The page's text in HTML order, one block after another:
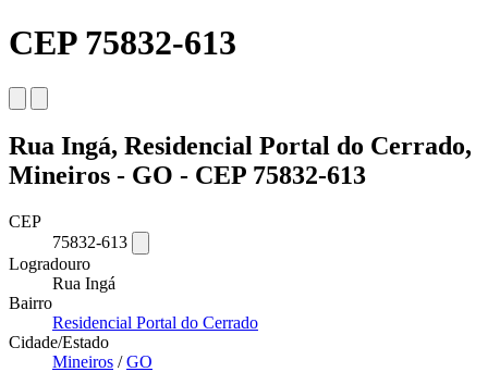
CEP 75832-613
Rua Ingá, Residencial Portal do Cerrado,
Mineiros - GO - CEP 75832-613
CEP
75832-613
Logradouro
Rua Ingá
Bairro
Residencial Portal do Cerrado
Cidade/Estado
Mineiros /GO